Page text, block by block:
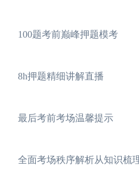
100题考前巅峰押题模考
8h押题精细讲解直播
最后考前考场温馨提示
全面考场秩序解析从知识梳